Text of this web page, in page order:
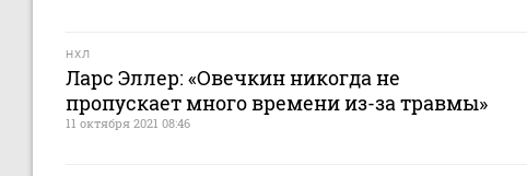
НХЛ
Ларс Эллер: «Овечкин никогда не
пропускает много времени из-за травмы»
11 октября 2021 08:46